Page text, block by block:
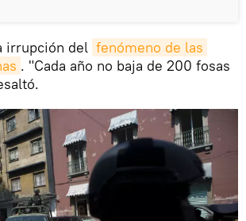
irrupción del fenómeno de las
. "Cada año no baja de 200 fosas